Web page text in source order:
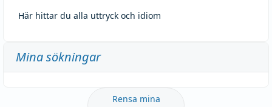
Här hittar du alla uttryck och idiom
Mina sökningar
Rensa mina